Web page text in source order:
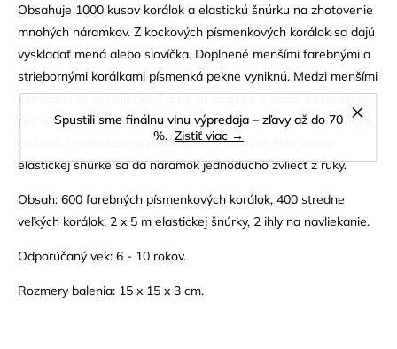
Spustili sme finálnu vlnu výpredaja – zľavy až do 70
%. Zistiť viac →
Obsahuje 1000 kusov korálok a elastickú šnúrku na zhotovenie
mnohých náramkov. Z kockových písmenkových korálok sa dajú
vyskladať mená alebo slovíčka. Doplnené menšími farebnými a
striebornými korálkami písmenká pekne vyniknú. Medzi menšími
korálkami sú aj srdiečka. Farby sú zladené a každý šperk bude
pekný. Dieťa navlieka korálky na elastickú šnúrku, ktorú zaviaže
na uzlík. Pomôckou na navliekanie je šikovná ihla. Vďaka
elastickej šnúrke sa dá náramok jednoducho zvliecť z ruky.
Obsah: 600 farebných písmenkových korálok, 400 stredne
veľkých korálok, 2 x 5 m elastickej šnúrky, 2 ihly na navliekanie.
Odporúčaný vek: 6 - 10 rokov.
Rozmery balenia: 15 x 15 x 3 cm.